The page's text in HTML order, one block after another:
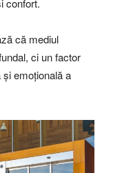
că mediul
ci un factor
emoțională a